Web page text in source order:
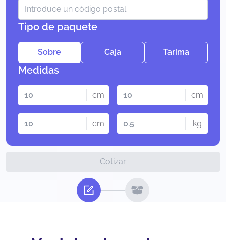
Tipo de paquete
Sobre Caja Tarima
Medidas
cm cm
cm kg
Cotizar